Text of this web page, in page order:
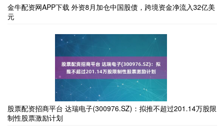
金牛配资网APP下载 外资8月加仓中国股债，跨境资金净流入32亿美
元
股票配资招商平台 达瑞电子(300976.SZ)：拟推不超过201.14万股限
制性股票激励计划